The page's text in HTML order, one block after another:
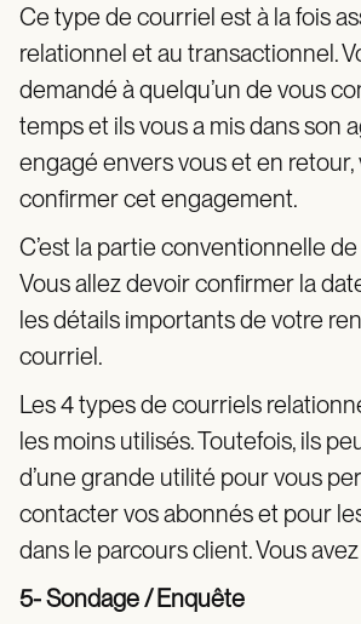
Ce type de courriel est à la fois
relationnel et au transactionnel.
demandé à quelqu’un de vous
temps et ils vous a mis dans son
engagé envers vous et en retour,
confirmer cet engagement.
C’est la partie conventionnelle
Vous allez devoir confirmer la
les détails importants de votre
courriel.
Les 4 types de courriels
les moins utilisés. Toutefois, ils
d’une grande utilité pour vous
contacter vos abonnés et pour
dans le parcours client. Vous avez
5- Sondage / Enquête